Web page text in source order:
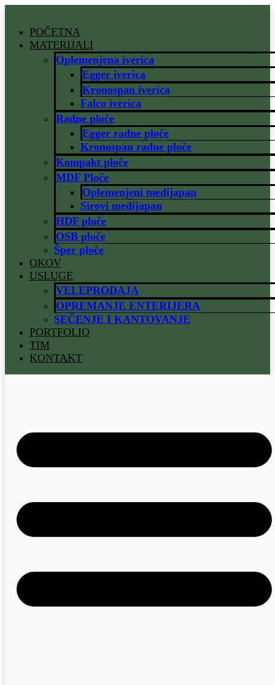
садржајPOČETNA
MATERIJALI
Oplemenjena iverica
Egger iverica
Kronospan iverica
Falco iverica
Radne ploče
Egger radne ploče
Kronospan radne ploče
Kompakt ploče
MDF Ploče
Oplemenjeni medijapan
Sirovi medijapan
HDF ploče
OSB ploče
Šper ploče
OKOV
USLUGE
VELEPRODAJA
OPREMANJE ENTERIJERA
SEČENJE I KANTOVANJE
PORTFOLIO
TIM
KONTAKT